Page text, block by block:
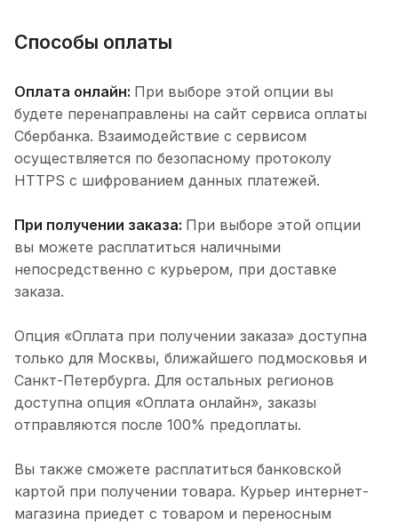
Способы оплаты
Оплата онлайн: При выборе этой опции вы
будете перенаправлены на сайт сервиса оплаты
Сбербанка. Взаимодействие с сервисом
осуществляется по безопасному протоколу
HTTPS с шифрованием данных платежей.
При получении заказа: При выборе этой опции
вы можете расплатиться наличными
непосредственно с курьером, при доставке
заказа.
Опция «Оплата при получении заказа» доступна
только для Москвы, ближайшего подмосковья и
Санкт-Петербурга. Для остальных регионов
доступна опция «Оплата онлайн», заказы
отправляются после 100% предоплаты.
Вы также сможете расплатиться банковской
картой при получении товара. Курьер интернет-
магазина приедет с товаром и переносным